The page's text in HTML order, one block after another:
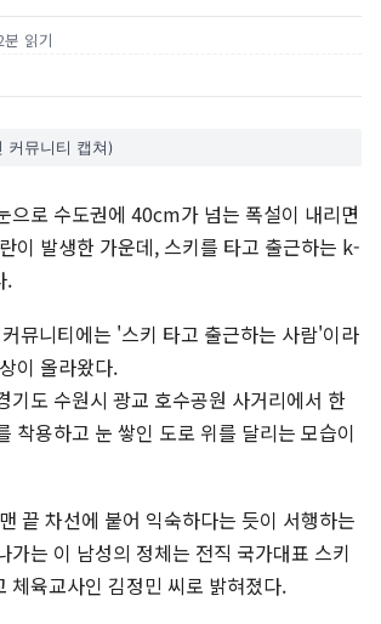
분 읽기
커뮤니티 캡쳐)
으로 수도권에 40cm가 넘는 폭설이 내리면
이 발생한 가운데, 스키를 타고 출근하는 k-
.
뮤니티에는 '스키 타고 출근하는 사람'이라
이 올라왔다.
기도 수원시 광교 호수공원 사거리에서 한
착용하고 눈 쌓인 도로 위를 달리는 모습이
끝 차선에 붙어 익숙하다는 듯이 서행하는
가는 이 남성의 정체는 전직 국가대표 스키
체육교사인 김정민 씨로 밝혀졌다.